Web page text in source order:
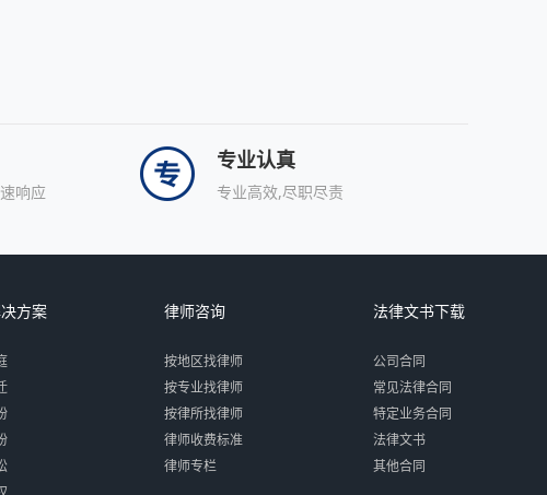
响应
专业认真
专业高效,尽职尽责
方案 律师咨询
按地区找律师
按专业找律师
按律所找律师
律师收费标准
律师专栏
法律文书下载
公司合同
常见法律合同
特定业务合同
法律文书
其他合同